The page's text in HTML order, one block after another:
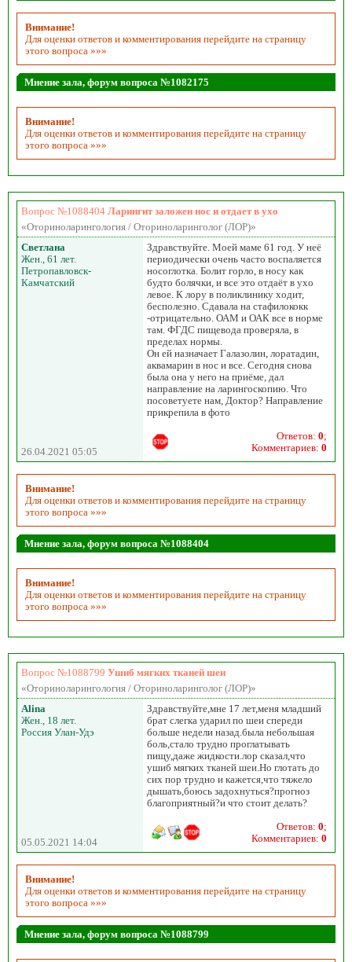
Внимание!
Для оценки ответов и комментирования перейдите на страницу
этого вопроса »»»
Мнение зала, форум вопроса №1082175
Внимание!
Для оценки ответов и комментирования перейдите на страницу
этого вопроса »»»
Вопрос №1088404 Ларингит заложен нос и отдает в ухо
«Оториноларингология / Оториноларинголог (ЛОР)»
Светлана
Жен., 61 лет.
Петропавловск-
Камчатский
Здравствуйте. Моей маме 61 год. У неё
периодически очень часто воспаляется
носоглотка. Болит горло, в носу как
будто болячки, и все это отдаёт в ухо
левое. К лору в поликлинику ходит,
бесполезно. Сдавала на стафилококк
-отрицательно. ОАМ и ОАК все в норме
там. ФГДС пищевода проверяла, в
пределах нормы.
Он ей назначает Галазолин, лоратадин,
аквамарин в нос и все. Сегодня снова
была она у него на приёме, дал
направление на ларингоскопию. Что
посоветуете нам, Доктор? Направление
прикрепила в фото
26.04.2021 05:05
Ответов: 0;
Комментариев: 0
Внимание!
Для оценки ответов и комментирования перейдите на страницу
этого вопроса »»»
Мнение зала, форум вопроса №1088404
Внимание!
Для оценки ответов и комментирования перейдите на страницу
этого вопроса »»»
Вопрос №1088799 Ушиб мягких тканей шеи
«Оториноларингология / Оториноларинголог (ЛОР)»
Alina
Жен., 18 лет.
Россия Улан-Удэ
Здравствуйте,мне 17 лет,меня младший
брат слегка ударил по шеи спереди
больше недели назад.была небольшая
боль,стало трудно проглатывать
пищу,даже жидкости.лор сказал,что
ушиб мягких тканей шеи.Но глотать до
сих пор трудно и кажется,что тяжело
дышать,боюсь задохнуться?прогноз
благоприятный?и что стоит делать?
05.05.2021 14:04
Ответов: 0;
Комментариев: 0
Внимание!
Для оценки ответов и комментирования перейдите на страницу
этого вопроса »»»
Мнение зала, форум вопроса №1088799